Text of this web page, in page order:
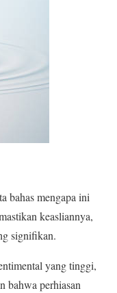
bahas mengapa ini
keasliannya,
signifikan.
yang tinggi,
bahwa perhiasan